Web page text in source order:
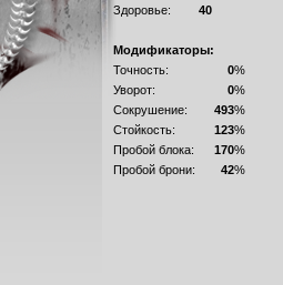
Здоровье:
40
Модификаторы:
Точность:
0%
Уворот:
0%
Сокрушение:
493%
Стойкость:
123%
Пробой блока:
170%
Пробой брони:
42%